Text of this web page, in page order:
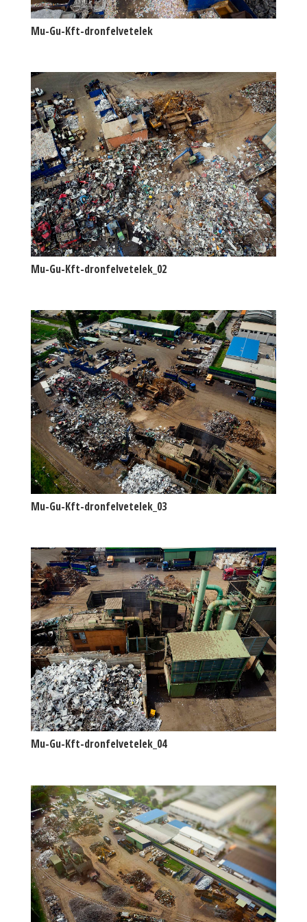
Mu-Gu-Kft-dronfelvetelek
Mu-Gu-Kft-dronfelvetelek_02
Mu-Gu-Kft-dronfelvetelek_03
Mu-Gu-Kft-dronfelvetelek_04